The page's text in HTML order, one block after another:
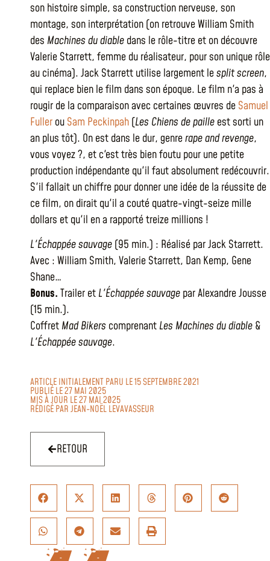
son histoire simple, sa construction nerveuse, son
montage, son interprétation (on retrouve William Smith
des Machines du diable dans le rôle-titre et on découvre
Valerie Starrett, femme du réalisateur, pour son unique rôle
au cinéma). Jack Starrett utilise largement lesplit screen,
qui replace bien le film dans son époque. Le film n'a pas à
rougir de la comparaison avec certaines œuvres de Samuel
Fuller ou Sam Peckinpah (Les Chiens de paille est sorti un
an plus tôt). On est dans le dur, genrerape and revenge,
vous voyez ?, et c'est très bien foutu pour une petite
production indépendante qu'il faut absolument redécouvrir.
S'il fallait un chiffre pour donner une idée de la réussite de
ce film, on dirait qu'il a couté quatre-vingt-seize mille
dollars et qu'il en a rapporté treize millions !
L'Échappée sauvage (95 min.) : Réalisé par Jack Starrett.
Avec : William Smith, Valerie Starrett, Dan Kemp, Gene
Shane…
Bonus. Trailer et L'Échappée sauvage par Alexandre Jousse
(15 min.).
Coffret Mad Bikers comprenant Les Machines du diable &
L'Échappée sauvage.
ARTICLE INITIALEMENT PARU LE 15 SEPTEMBRE 2021
PUBLIÉ LE 27 MAI 2025
MIS À JOUR LE 27 MAI 2025
RÉDIGÉ PARJEAN-NOËL LEVAVASSEUR
RETOUR